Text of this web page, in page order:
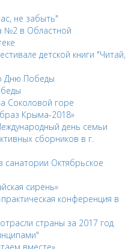
не забыть"
№2 в Областной
детской книги "Читай,
Дню Победы
Соколовой горе
Крыма-2018»
день семьи
сборников в г.
санатории Октябрьское
сирень»
конференция в
страны за 2017 год